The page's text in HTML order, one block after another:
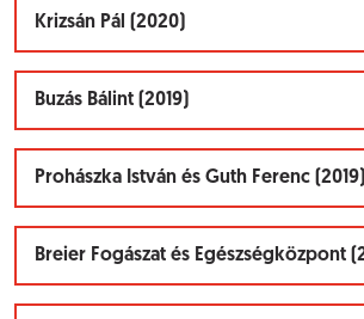
Krizsán Pál (2020)
Buzás Bálint (2019)
Prohászka István és Guth Ferenc (2019)
Breier Fogászat és Egészségközpont